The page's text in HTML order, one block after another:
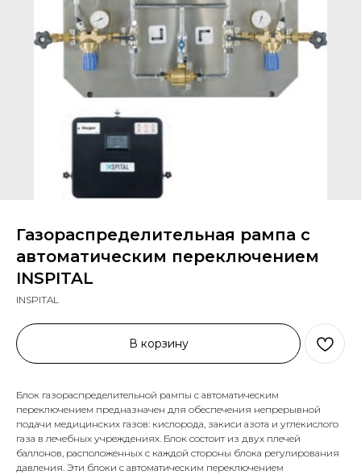
Газораспределительная рампа с
автоматическим переключением
INSPITAL
INSPITAL
В корзину
Блок газораспределительной рампы с автоматическим
переключением предназначен для обеспечения непрерывной
подачи медицинских газов: кислорода, закиси азота и углекислого
газа в лечебных учреждениях. Блок состоит из двух плечей
баллонов, расположенных с каждой стороны блока регулирования
давления. Эти блоки с автоматическим переключением